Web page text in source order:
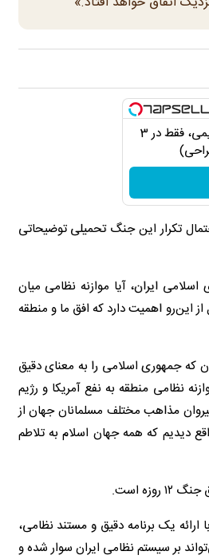
از بین بردن جای زخم های قدیمی، فقط در 3
و هجوم ایران» درباره احتمال تکرار این جنگ تحمیلی توضیحاتی
و… علیه جمهوری اسلامی ایران، آیا موازنه نظامی میان
این‌رو اهمیت دارد که افق ما و منطقه
که جمهوری اسلامی را به معنای دقیق
نظامی منطقه به نفع آمریکا و رژیم
مذاهب مختلف مسلمانان جهان از
دیدیم که همه جهان اسلام به تلاطم
است.
یک برنامه دقیق و مستند نظامی،
بر سیستم نظامی ایران سوار شده و